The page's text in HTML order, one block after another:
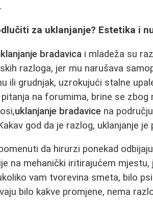
za uklanjanje? Estetika i
bradavica i mladeža su
razloga, jer mu narušava
ili grudnjak, uzrokujući stalne
na forumima, brine se
uklanjanje bradavice na
god da je razlog, uklanjanje
da hirurzi ponekad
na mehanički iritirajućem
vam tvorevina smeta, bilo
bilo kakve promjene, nema